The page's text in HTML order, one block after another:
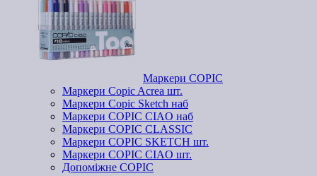
Маркери COPIC
Маркери Copic Acrea шт.
Маркери Copic Sketch наб
Маркери COPIC CIAO наб
Маркери COPIC CLASSIC
Маркери COPIC SKETCH шт.
Маркери COPIC CIAO шт.
Допоміжне COPIC